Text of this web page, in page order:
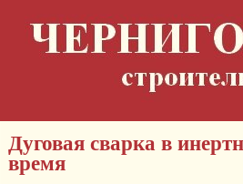
Дуговая сварка в
время